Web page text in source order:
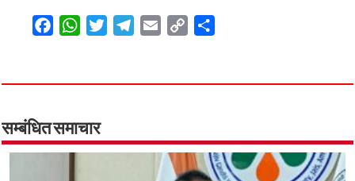
F
e
o
o
W
t
A
p
T
t
r
T
e
a
E
i
C
y
n
k
r
सम्बंधित समाचार